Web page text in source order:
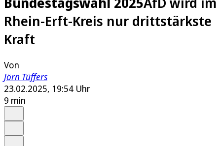
Rhein-Erft-Kreis nur drittstärkste
Kraft
Von
Jörn Tüffers
23.02.2025, 19:54 Uhr
9 min